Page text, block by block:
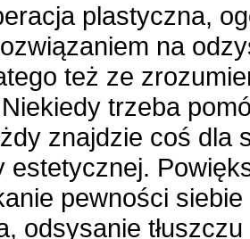
plastyczna,
na
też ze
trzeba
znajdzie coś dla
estetycznej.
pewności
odsysanie